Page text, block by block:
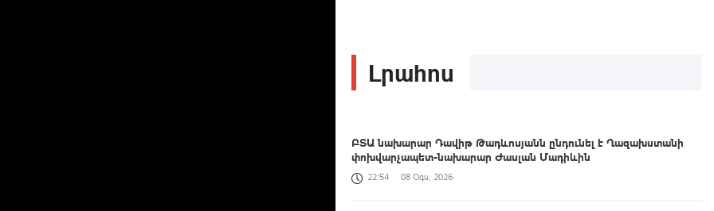
Լրահոս
ԲՏԱ նախարար Դավիթ Թադևոսյանն ընդունել է Ղազախստանի
փոխվարչապետ-նախարար Ժասլան Մադիևին
22:54 08 Օգս, 2026